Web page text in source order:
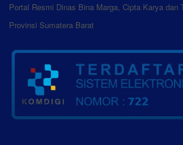
Portal Resmi Dinas Bina Marga, Cipta Karya dan
Provinsi Sumatera Barat